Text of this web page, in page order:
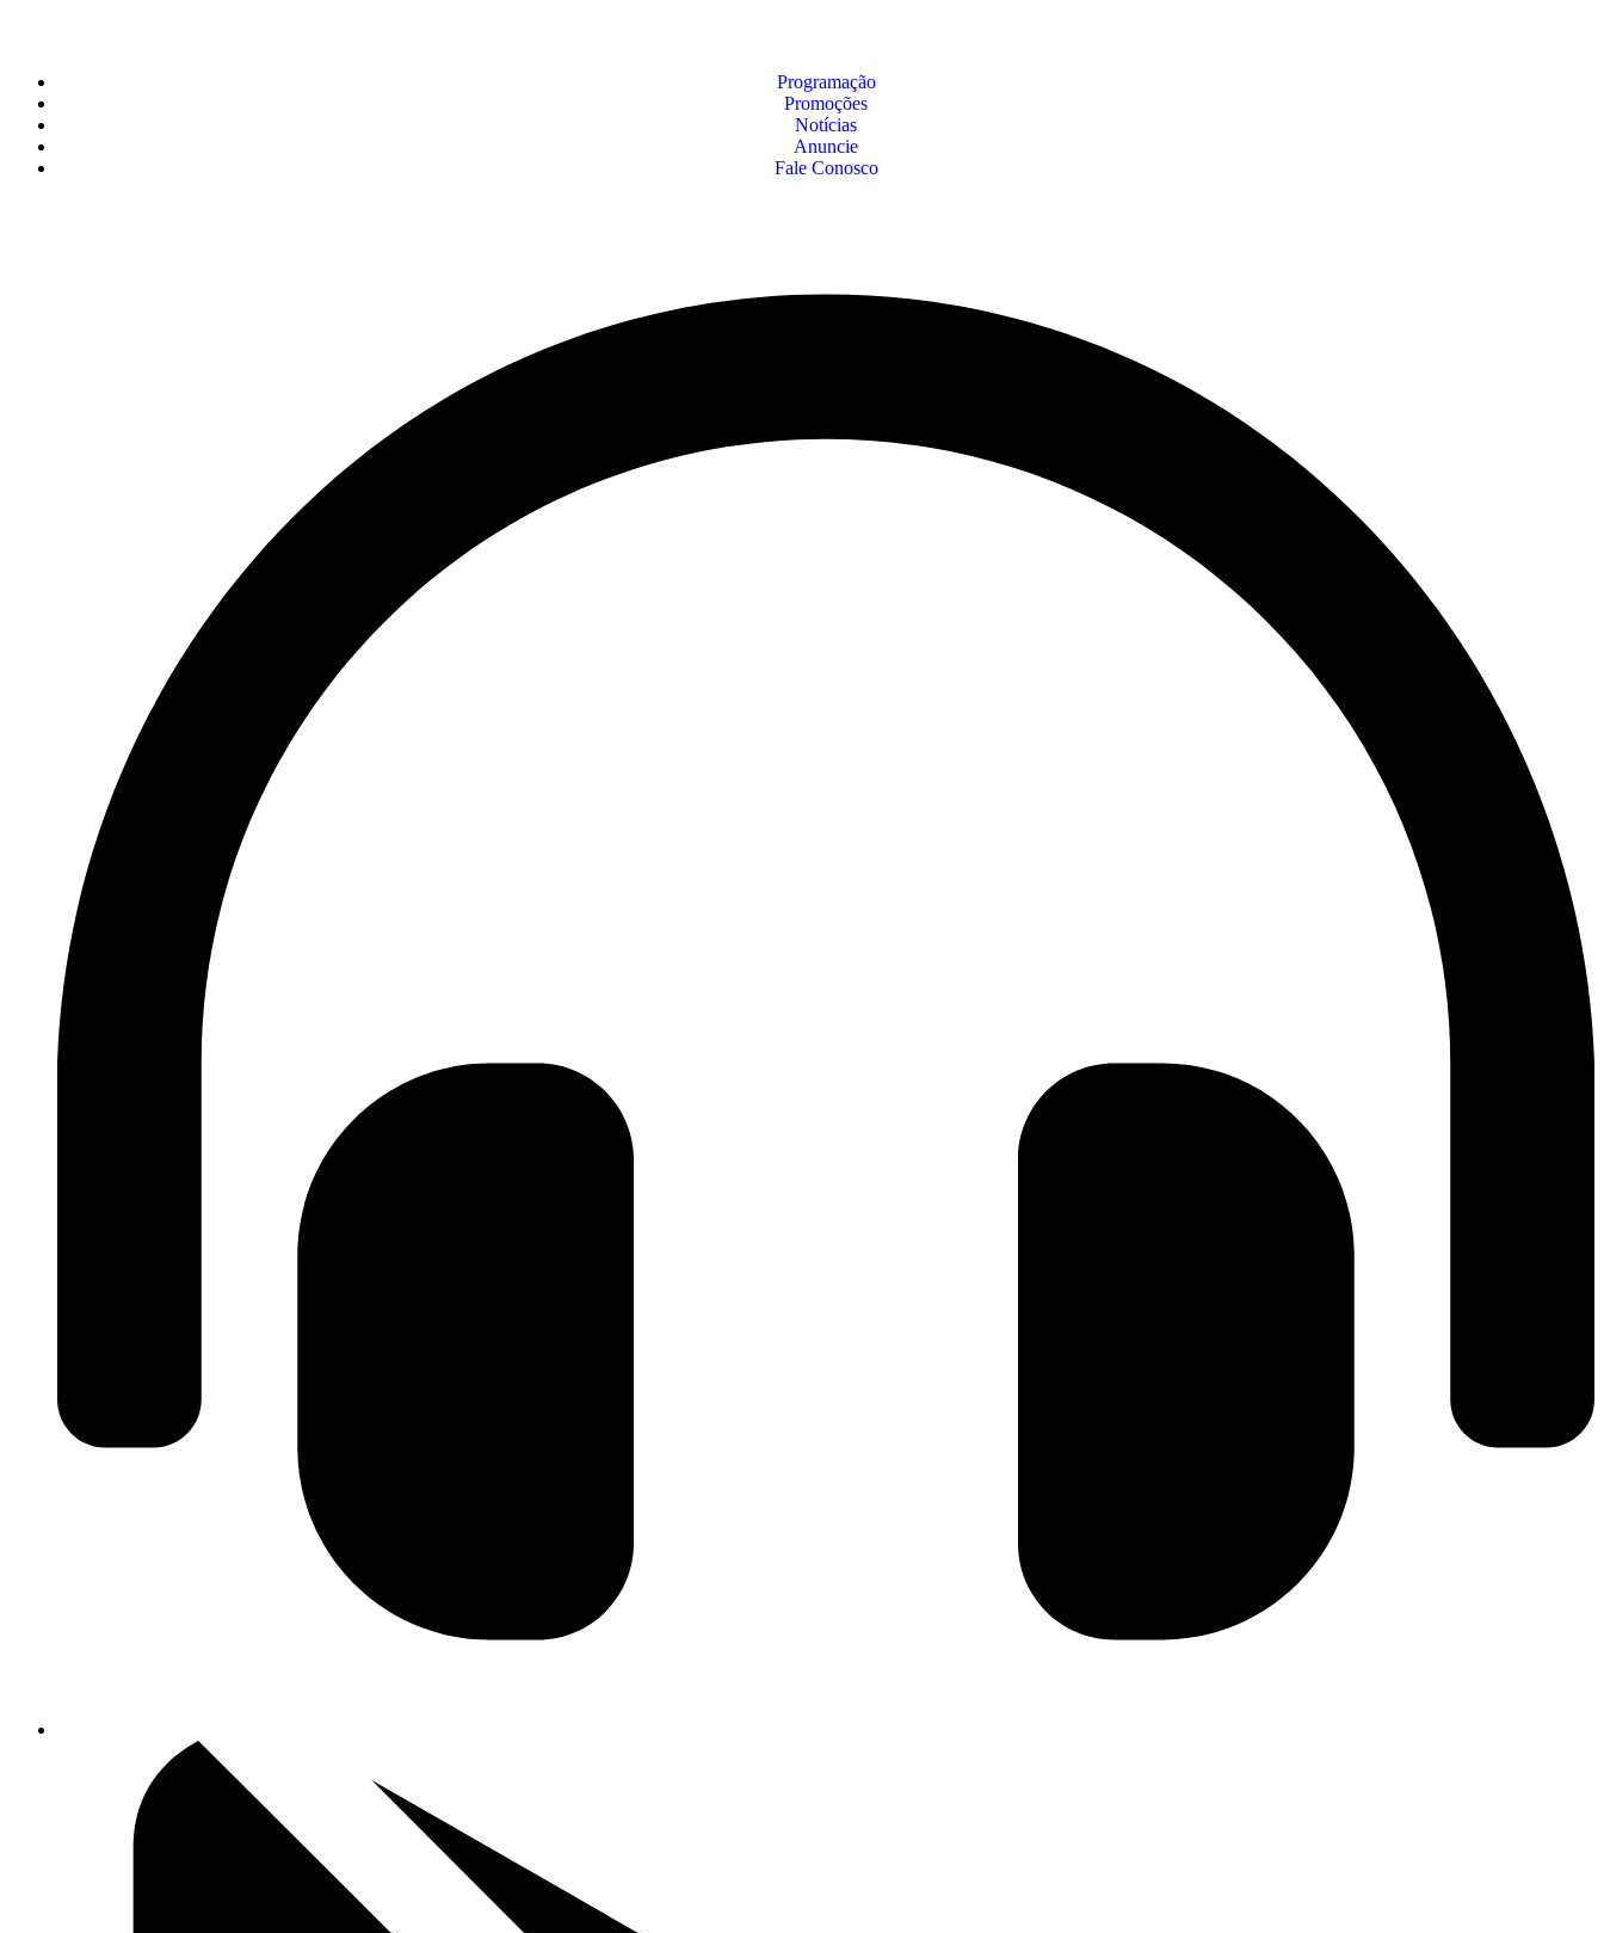
Programação
Promoções
Notícias
Anuncie
Fale Conosco